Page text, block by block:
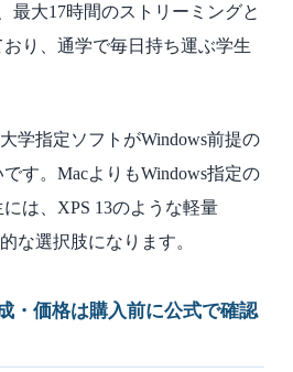
最大17時間のストリーミングと
り、通学で毎日持ち運ぶ学生
学指定ソフトがWindows前提の
す。MacよりもWindows指定の
は、XPS 13のような軽量
な選択肢になります。
・価格は購入前に公式で確認